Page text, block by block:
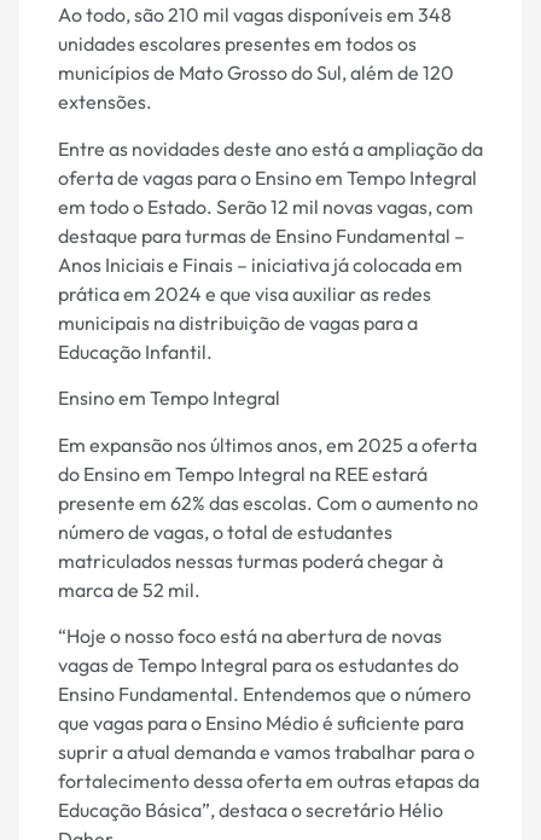
Ao todo, são 210 mil vagas disponíveis em 348
unidades escolares presentes em todos os
municípios de Mato Grosso do Sul, além de 120
extensões.
Entre as novidades deste ano está a ampliação da
oferta de vagas para o Ensino em Tempo Integral
em todo o Estado. Serão 12 mil novas vagas, com
destaque para turmas de Ensino Fundamental –
Anos Iniciais e Finais – iniciativa já colocada em
prática em 2024 e que visa auxiliar as redes
municipais na distribuição de vagas para a
Educação Infantil.
Ensino em Tempo Integral
Em expansão nos últimos anos, em 2025 a oferta
do Ensino em Tempo Integral na REE estará
presente em 62% das escolas. Com o aumento no
número de vagas, o total de estudantes
matriculados nessas turmas poderá chegar à
marca de 52 mil.
“Hoje o nosso foco está na abertura de novas
vagas de Tempo Integral para os estudantes do
Ensino Fundamental. Entendemos que o número
que vagas para o Ensino Médio é suficiente para
suprir a atual demanda e vamos trabalhar para o
fortalecimento dessa oferta em outras etapas da
Educação Básica”, destaca o secretário Hélio